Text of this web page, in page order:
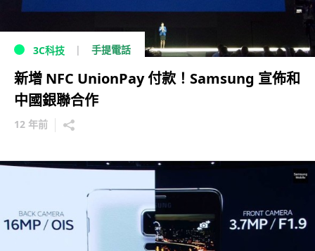
3C科技 手提電話
新增 NFC UnionPay 付款！Samsung 宣佈和
中國銀聯合作
12 年前